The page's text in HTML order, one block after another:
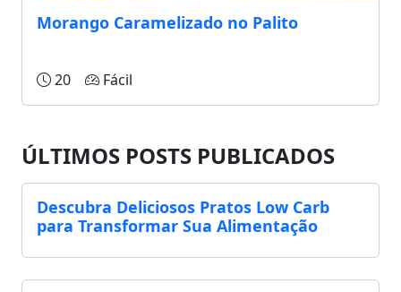
Morango Caramelizado no Palito
20 Fácil
ÚLTIMOS POSTS PUBLICADOS
Descubra Deliciosos Pratos Low Carb
para Transformar Sua Alimentação